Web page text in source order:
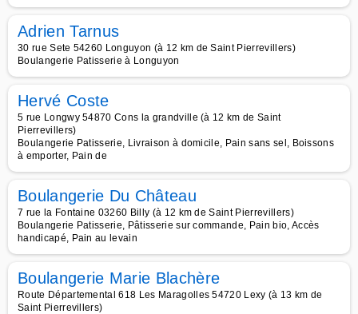
Adrien Tarnus
30 rue Sete 54260 Longuyon (à 12 km de Saint Pierrevillers)
Boulangerie Patisserie à Longuyon
Hervé Coste
5 rue Longwy 54870 Cons la grandville (à 12 km de Saint
Pierrevillers)
Boulangerie Patisserie, Livraison à domicile, Pain sans sel, Boissons
à emporter, Pain de
Boulangerie Du Château
7 rue la Fontaine 03260 Billy (à 12 km de Saint Pierrevillers)
Boulangerie Patisserie, Pâtisserie sur commande, Pain bio, Accès
handicapé, Pain au levain
Boulangerie Marie Blachère
Route Départemental 618 Les Maragolles 54720 Lexy (à 13 km de
Saint Pierrevillers)